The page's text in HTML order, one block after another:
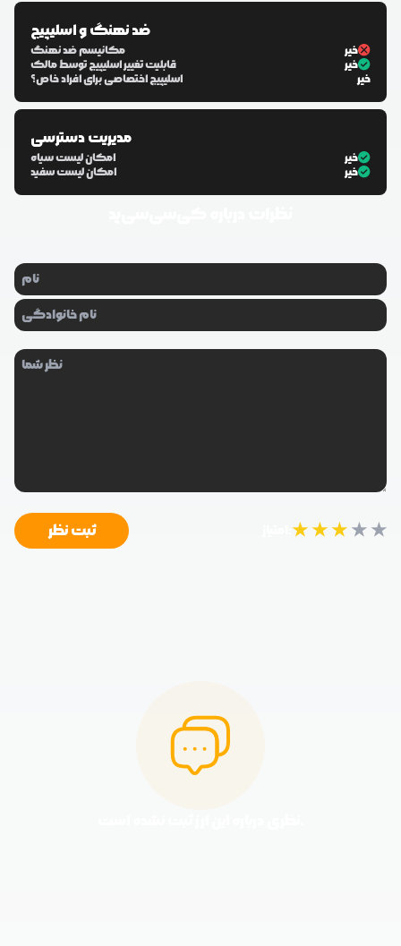
ضد نهنگ و اسلیپیج
مکانیسم ضد نهنگ
خیر
قابلیت تغییر اسلیپیج توسط مالک
خیر
اسلیپیج اختصاصی برای افراد خاص؟
خیر
مدیریت دسترسی
امکان لیست سیاه
خیر
امکان لیست سفید
خیر
★★★★★ ثبت نظر